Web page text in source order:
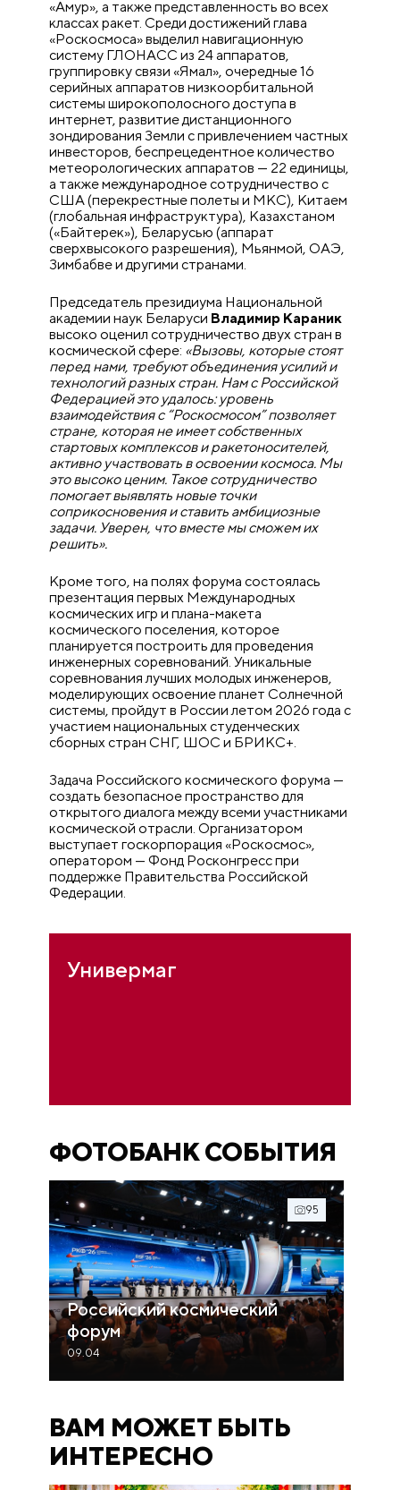
«Амур», а также представленность во всех
классах ракет. Среди достижений глава
«Роскосмоса» выделил навигационную
систему ГЛОНАСС из 24 аппаратов,
группировку связи «Ямал», очередные 16
серийных аппаратов низкоорбитальной
системы широкополосного доступа в
интернет, развитие дистанционного
зондирования Земли с привлечением частных
инвесторов, беспрецедентное количество
метеорологических аппаратов — 22 единицы,
а также международное сотрудничество с
США (перекрестные полеты и МКС), Китаем
(глобальная инфраструктура), Казахстаном
(«Байтерек»), Беларусью (аппарат
сверхвысокого разрешения), Мьянмой, ОАЭ,
Зимбабве и другими странами.
Председатель президиума Национальной
академии наук Беларуси Владимир Караник
высоко оценил сотрудничество двух стран в
космической сфере: «Вызовы, которые стоят
перед нами, требуют объединения усилий и
технологий разных стран. Нам с Российской
Федерацией это удалось: уровень
взаимодействия с “Роскосмосом” позволяет
стране, которая не имеет собственных
стартовых комплексов и ракетоносителей,
активно участвовать в освоении космоса. Мы
это высоко ценим. Такое сотрудничество
помогает выявлять новые точки
соприкосновения и ставить амбициозные
задачи. Уверен, что вместе мы сможем их
решить».
Кроме того, на полях форума состоялась
презентация первых Международных
космических игр и плана-макета
космического поселения, которое
планируется построить для проведения
инженерных соревнований. Уникальные
соревнования лучших молодых инженеров,
моделирующих освоение планет Солнечной
системы, пройдут в России летом 2026 года с
участием национальных студенческих
сборных стран СНГ, ШОС и БРИКС+.
Задача Российского космического форума —
создать безопасное пространство для
открытого диалога между всеми участниками
космической отрасли. Организатором
выступает госкорпорация «Роскосмос»,
оператором — Фонд Росконгресс при
поддержке Правительства Российской
Федерации.
Универмаг
ФОТОБАНК СОБЫТИЯ
95
09.04
Российский космический
форум
ВАМ МОЖЕТ БЫТЬ
ИНТЕРЕСНО